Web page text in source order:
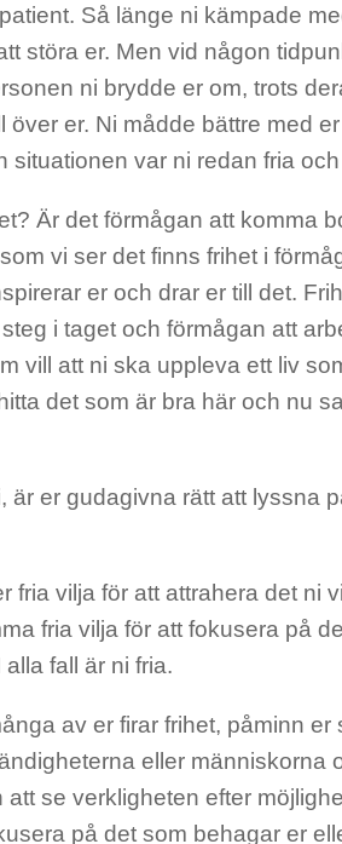
Så länge ni kämpade
störa er. Men vid någon
ni brydde er om, trots
över er. Ni mådde bättre med
situationen var ni redan fria
Är det förmågan att komma
vi ser det finns frihet i
er och drar er till det.
i taget och förmågan att
vill att ni ska uppleva ett liv
det som är bra här och nu
är er gudagivna rätt att lyssna
fria vilja för att attrahera det ni
fria vilja för att fokusera på
fall är ni fria.
av er firar frihet, påminn er
eller människorna
att se verkligheten efter
på det som behagar er